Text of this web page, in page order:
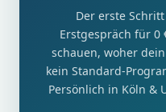
Der erste
Erstgespräch für 0
schauen, woher
kein Standard-
Persönlich in Köln &